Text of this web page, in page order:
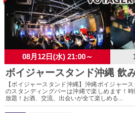
08月12日(水) 21:00～
ボイジャースタンド沖縄 飲
【ボイジャースタンド沖縄】沖縄ボイジャー
のスタンディングバーは沖縄で楽しめます！
放題！お酒、交流、出会いが全て楽しめる...